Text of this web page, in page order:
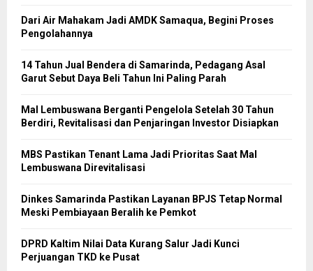
Dari Air Mahakam Jadi AMDK Samaqua, Begini Proses
Pengolahannya
14 Tahun Jual Bendera di Samarinda, Pedagang Asal
Garut Sebut Daya Beli Tahun Ini Paling Parah
Mal Lembuswana Berganti Pengelola Setelah 30 Tahun
Berdiri, Revitalisasi dan Penjaringan Investor Disiapkan
MBS Pastikan Tenant Lama Jadi Prioritas Saat Mal
Lembuswana Direvitalisasi
Dinkes Samarinda Pastikan Layanan BPJS Tetap Normal
Meski Pembiayaan Beralih ke Pemkot
DPRD Kaltim Nilai Data Kurang Salur Jadi Kunci
Perjuangan TKD ke Pusat